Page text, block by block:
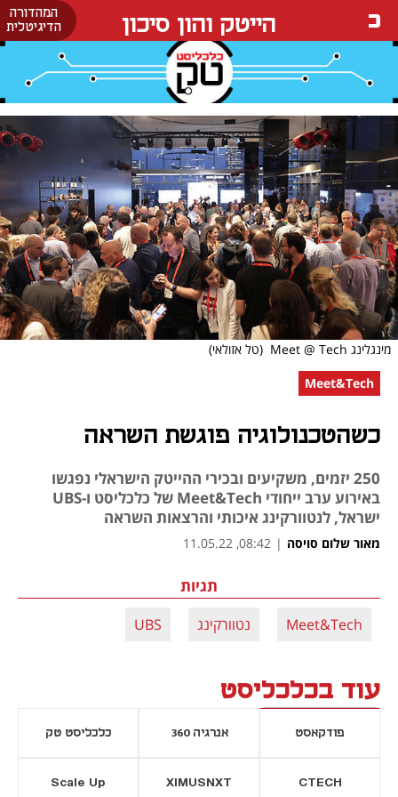
המהדורה
הדיגיטלית
הייטק והון סיכון
מינגלינג Meet @ Tech
(טל אזולאי)
Meet&Tech
כשהטכנולוגיה פוגשת השראה
250 יזמים, משקיעים ובכירי ההייטק הישראלי נפגשו
באירוע ערב ייחודי Meet&Tech של כלכליסט ו-UBS
ישראל, לנטוורקינג איכותי והרצאות השראה
מאור שלום סויסה |
08:42, 11.05.22
תגיות
Meet&Tech נטוורקינג UBS
עוד בכלכליסט
פודקאסט אנרגיה 360 כלכליסט טק
CTECH
XIMUSNXT
Scale Up